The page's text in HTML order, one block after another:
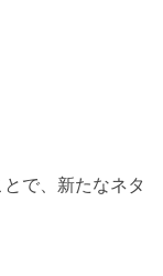
で、新たなネタ